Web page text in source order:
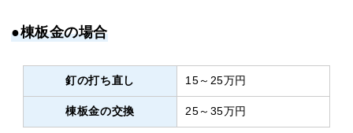
●棟板金の場合
釘の打ち直し 15～25万円
棟板金の交換 25～35万円